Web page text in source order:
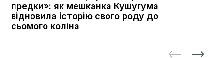
предки»: як мешканка Кушугума
відновила історію свого роду до
сьомого коліна